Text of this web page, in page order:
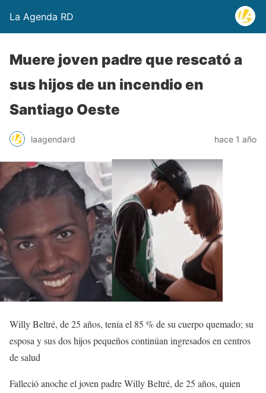
La Agenda RD
Muere joven padre que rescató a
sus hijos de un incendio en
Santiago Oeste
laagendard hace 1 año
Willy Beltré, de 25 años, tenía el 85 % de su cuerpo quemado; su
esposa y sus dos hijos pequeños continúan ingresados en centros
de salud
Falleció anoche el joven padre Willy Beltré, de 25 años, quien